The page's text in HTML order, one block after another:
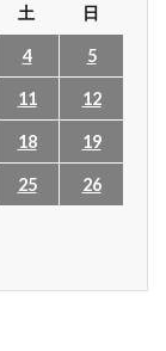
土 日
4 5
11 12
18 19
25 26